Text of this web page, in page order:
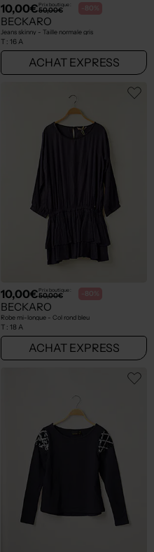
10,00€Prix boutique :
50,00€ -80%
BECKARO
Jeans skinny - Taille normale gris
T : 16 A
ACHAT EXPRESS
10,00€Prix boutique :
50,00€ -80%
BECKARO
Robe mi-longue - Col rond bleu
T : 18 A
ACHAT EXPRESS